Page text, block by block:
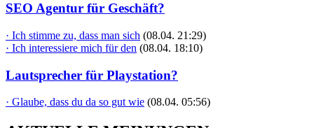
SEO Agentur für Geschäft?
· Ich stimme zu, dass man sich (08.04. 21:29)
· Ich interessiere mich für den (08.04. 18:10)
Lautsprecher für Playstation?
· Glaube, dass du da so gut wie (08.04. 05:56)